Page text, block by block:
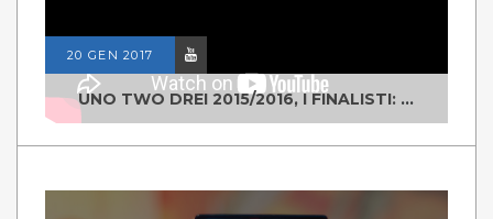
20 GEN 2017
UNO TWO DREI 2015/2016, I FINALISTI: CLASSE IV ALS ISTITUTO "DEGASPERI" BORGO VALSUGANA